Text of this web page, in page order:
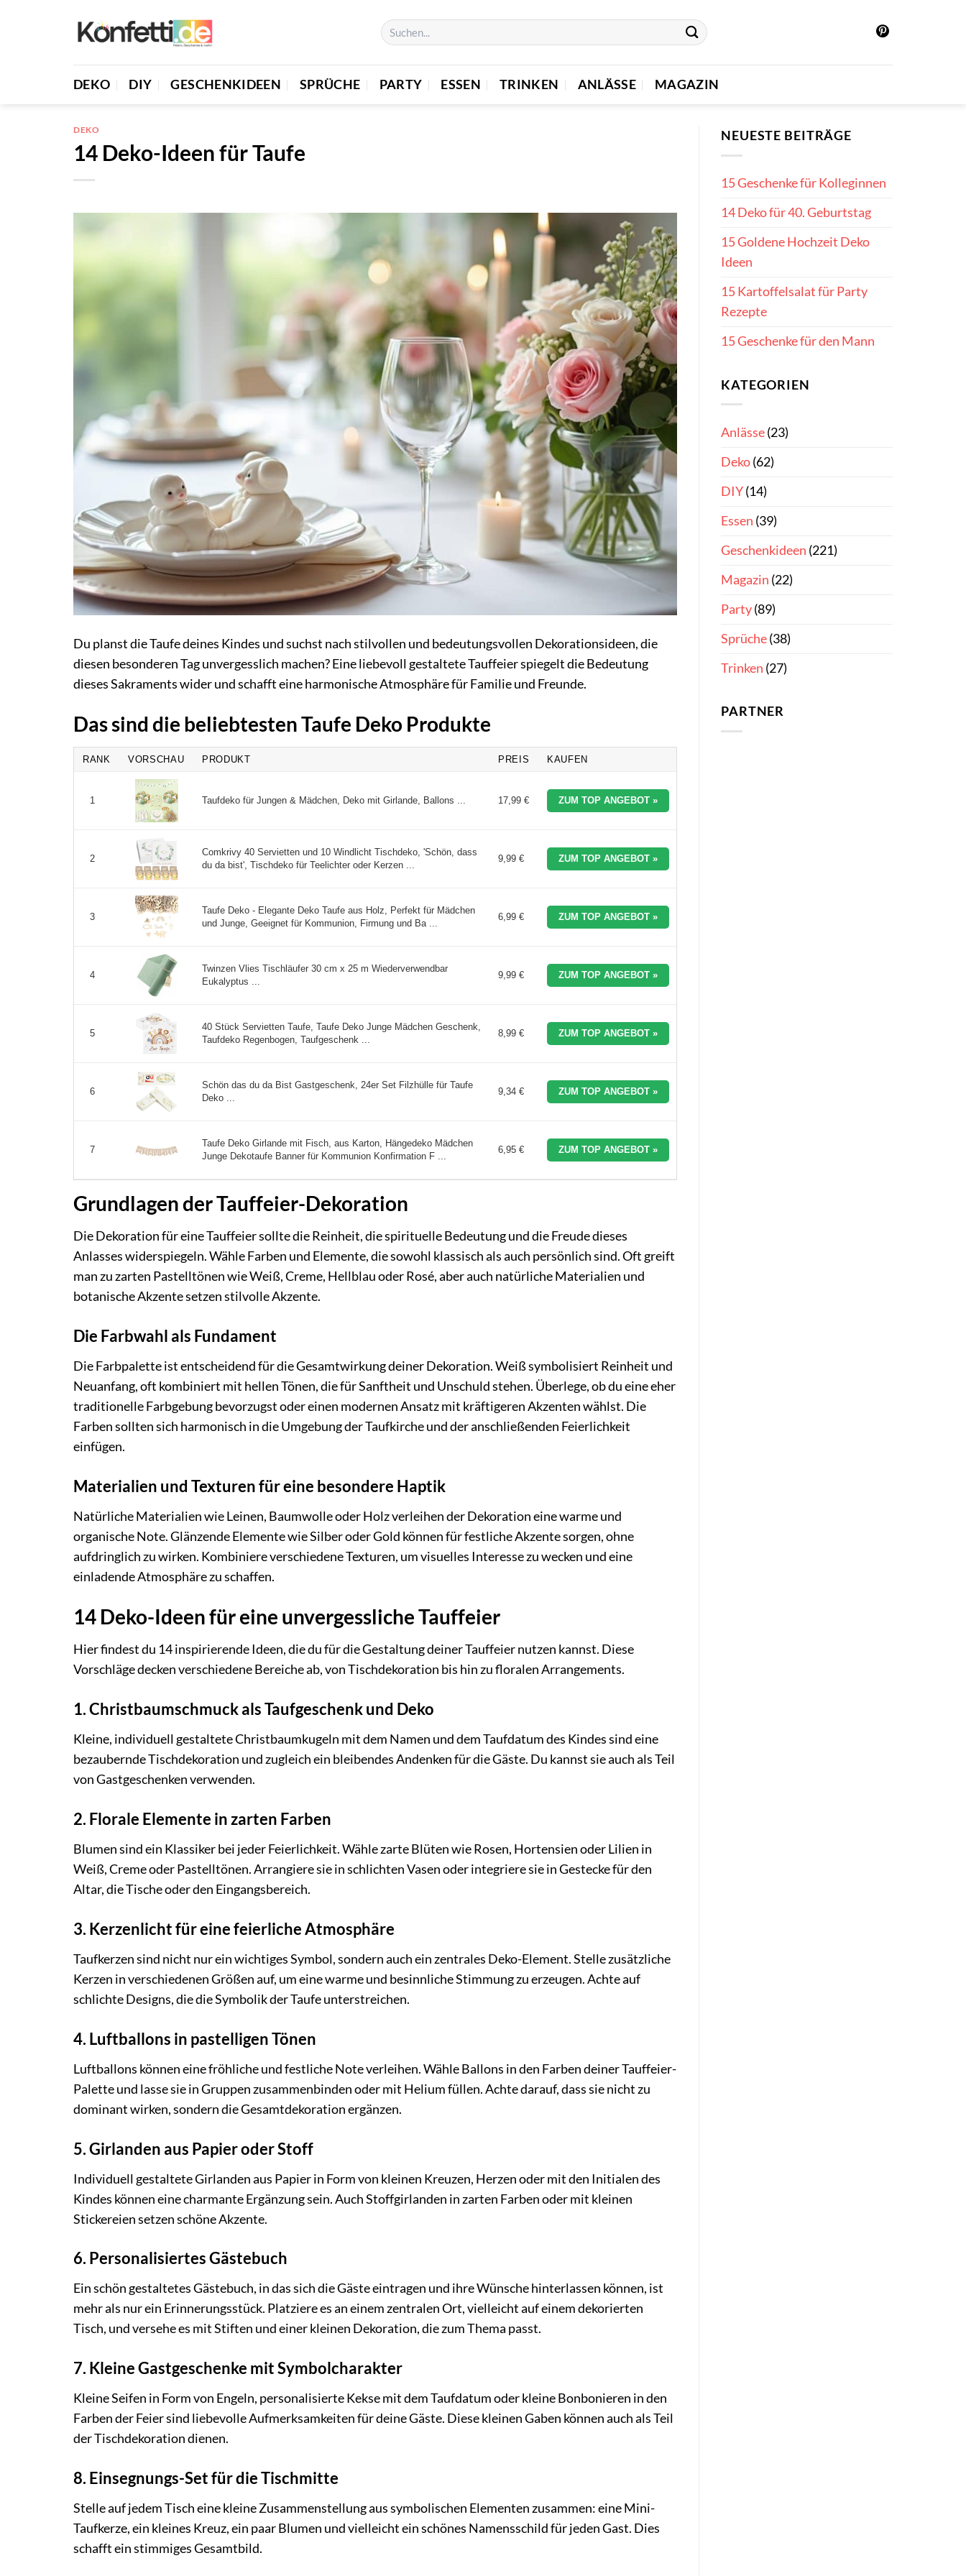
DEKO DIY GESCHENKIDEEN SPRÜCHE PARTY ESSEN TRINKEN ANLÄSSE MAGAZIN
DEKO
14 Deko-Ideen für Taufe
Du planst die Taufe deines Kindes und suchst nach stilvollen und bedeutungsvollen Dekorationsideen, die
diesen besonderen Tag unvergesslich machen? Eine liebevoll gestaltete Tauffeier spiegelt die Bedeutung
dieses Sakraments wider und schafft eine harmonische Atmosphäre für Familie und Freunde.
Das sind die beliebtesten Taufe Deko Produkte
RANK VORSCHAU PRODUKT PREIS KAUFEN
1 Taufdeko für Jungen & Mädchen, Deko mit Girlande, Ballons ... 17,99 € ZUM TOP ANGEBOT »
2
Comkrivy 40 Servietten und 10 Windlicht Tischdeko, 'Schön, dass
du da bist', Tischdeko für Teelichter oder Kerzen ...
9,99 € ZUM TOP ANGEBOT »
3
Taufe Deko - Elegante Deko Taufe aus Holz, Perfekt für Mädchen
und Junge, Geeignet für Kommunion, Firmung und Ba ...
6,99 € ZUM TOP ANGEBOT »
4
Twinzen Vlies Tischläufer 30 cm x 25 m Wiederverwendbar
Eukalyptus ...
9,99 € ZUM TOP ANGEBOT »
5
40 Stück Servietten Taufe, Taufe Deko Junge Mädchen Geschenk,
Taufdeko Regenbogen, Taufgeschenk ...
8,99 € ZUM TOP ANGEBOT »
6
Schön das du da Bist Gastgeschenk, 24er Set Filzhülle für Taufe
Deko ...
9,34 € ZUM TOP ANGEBOT »
7
Taufe Deko Girlande mit Fisch, aus Karton, Hängedeko Mädchen
Junge Dekotaufe Banner für Kommunion Konfirmation F ...
6,95 € ZUM TOP ANGEBOT »
Grundlagen der Tauffeier-Dekoration
Die Dekoration für eine Tauffeier sollte die Reinheit, die spirituelle Bedeutung und die Freude dieses
Anlasses widerspiegeln. Wähle Farben und Elemente, die sowohl klassisch als auch persönlich sind. Oft greift
man zu zarten Pastelltönen wie Weiß, Creme, Hellblau oder Rosé, aber auch natürliche Materialien und
botanische Akzente setzen stilvolle Akzente.
Die Farbwahl als Fundament
Die Farbpalette ist entscheidend für die Gesamtwirkung deiner Dekoration. Weiß symbolisiert Reinheit und
Neuanfang, oft kombiniert mit hellen Tönen, die für Sanftheit und Unschuld stehen. Überlege, ob du eine eher
traditionelle Farbgebung bevorzugst oder einen modernen Ansatz mit kräftigeren Akzenten wählst. Die
Farben sollten sich harmonisch in die Umgebung der Taufkirche und der anschließenden Feierlichkeit
einfügen.
Materialien und Texturen für eine besondere Haptik
Natürliche Materialien wie Leinen, Baumwolle oder Holz verleihen der Dekoration eine warme und
organische Note. Glänzende Elemente wie Silber oder Gold können für festliche Akzente sorgen, ohne
aufdringlich zu wirken. Kombiniere verschiedene Texturen, um visuelles Interesse zu wecken und eine
einladende Atmosphäre zu schaffen.
14 Deko-Ideen für eine unvergessliche Tauffeier
Hier findest du 14 inspirierende Ideen, die du für die Gestaltung deiner Tauffeier nutzen kannst. Diese
Vorschläge decken verschiedene Bereiche ab, von Tischdekoration bis hin zu floralen Arrangements.
1. Christbaumschmuck als Taufgeschenk und Deko
Kleine, individuell gestaltete Christbaumkugeln mit dem Namen und dem Taufdatum des Kindes sind eine
bezaubernde Tischdekoration und zugleich ein bleibendes Andenken für die Gäste. Du kannst sie auch als Teil
von Gastgeschenken verwenden.
2. Florale Elemente in zarten Farben
Blumen sind ein Klassiker bei jeder Feierlichkeit. Wähle zarte Blüten wie Rosen, Hortensien oder Lilien in
Weiß, Creme oder Pastelltönen. Arrangiere sie in schlichten Vasen oder integriere sie in Gestecke für den
Altar, die Tische oder den Eingangsbereich.
3. Kerzenlicht für eine feierliche Atmosphäre
Taufkerzen sind nicht nur ein wichtiges Symbol, sondern auch ein zentrales Deko-Element. Stelle zusätzliche
Kerzen in verschiedenen Größen auf, um eine warme und besinnliche Stimmung zu erzeugen. Achte auf
schlichte Designs, die die Symbolik der Taufe unterstreichen.
4. Luftballons in pastelligen Tönen
Luftballons können eine fröhliche und festliche Note verleihen. Wähle Ballons in den Farben deiner Tauffeier-
Palette und lasse sie in Gruppen zusammenbinden oder mit Helium füllen. Achte darauf, dass sie nicht zu
dominant wirken, sondern die Gesamtdekoration ergänzen.
5. Girlanden aus Papier oder Stoff
Individuell gestaltete Girlanden aus Papier in Form von kleinen Kreuzen, Herzen oder mit den Initialen des
Kindes können eine charmante Ergänzung sein. Auch Stoffgirlanden in zarten Farben oder mit kleinen
Stickereien setzen schöne Akzente.
6. Personalisiertes Gästebuch
Ein schön gestaltetes Gästebuch, in das sich die Gäste eintragen und ihre Wünsche hinterlassen können, ist
mehr als nur ein Erinnerungsstück. Platziere es an einem zentralen Ort, vielleicht auf einem dekorierten
Tisch, und versehe es mit Stiften und einer kleinen Dekoration, die zum Thema passt.
7. Kleine Gastgeschenke mit Symbolcharakter
Kleine Seifen in Form von Engeln, personalisierte Kekse mit dem Taufdatum oder kleine Bonbonieren in den
Farben der Feier sind liebevolle Aufmerksamkeiten für deine Gäste. Diese kleinen Gaben können auch als Teil
der Tischdekoration dienen.
8. Einsegnungs-Set für die Tischmitte
Stelle auf jedem Tisch eine kleine Zusammenstellung aus symbolischen Elementen zusammen: eine Mini-
Taufkerze, ein kleines Kreuz, ein paar Blumen und vielleicht ein schönes Namensschild für jeden Gast. Dies
schafft ein stimmiges Gesamtbild.
NEUESTE BEITRÄGE
15 Geschenke für Kolleginnen
14 Deko für 40. Geburtstag
15 Goldene Hochzeit Deko
Ideen
15 Kartoffelsalat für Party
Rezepte
15 Geschenke für den Mann
KATEGORIEN
Anlässe(23)
Deko(62)
DIY(14)
Essen (39)
Geschenkideen (221)
Magazin (22)
Party(89)
Sprüche(38)
Trinken (27)
PARTNER